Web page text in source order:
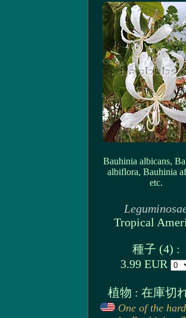
Bauhinia albicans,
albiflora, Bauhinia
etc.
Tropical
種子 (4) :
3.99 EUR
植物 : 在庫切
One of the